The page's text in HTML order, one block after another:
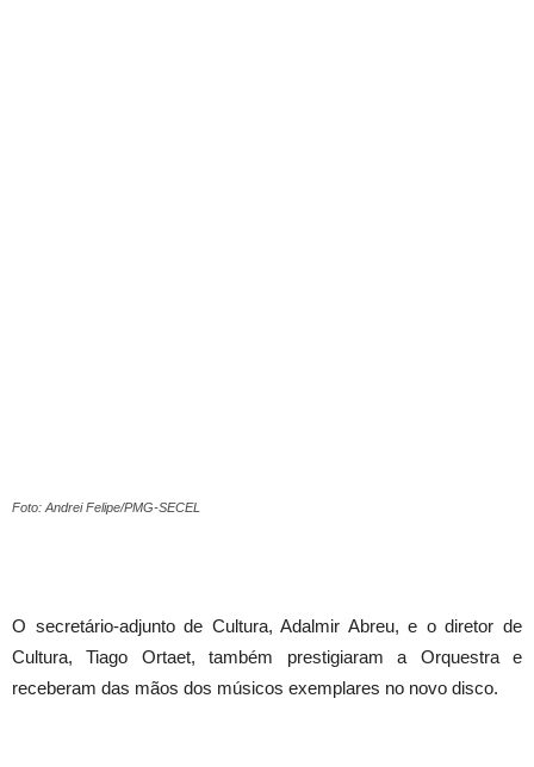
Foto: Andrei Felipe/PMG-SECEL
O secretário-adjunto de Cultura, Adalmir Abreu, e o diretor de
Cultura, Tiago Ortaet, também prestigiaram a Orquestra e
receberam das mãos dos músicos exemplares no novo disco.